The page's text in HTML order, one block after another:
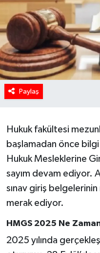
Paylaş
Hukuk fakültesi
başlamadan önce
Hukuk Mesleklerine
sayım devam ediyor.
sınav giriş belgelerinin
merak ediyor.
HMGS 2025 Ne
2025 yılında
KÜLTÜR SANAT
MAGAZİN
Oyun
POLİTİKA
SAĞLIK
Spor
Tarihi Yapılarımız
Teknoloji
Türkiye